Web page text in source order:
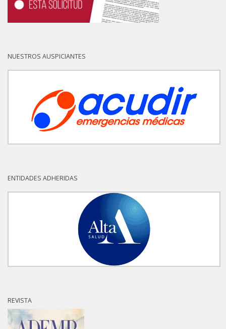
NUESTROS AUSPICIANTES
ENTIDADES ADHERIDAS
REVISTA